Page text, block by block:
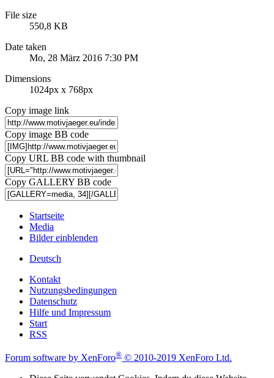
File size
550,8 KB
Date taken
Mo, 28 März 2016 7:30 PM
Dimensions
1024px x 768px
Copy image link
Copy image BB code
Copy URL BB code with thumbnail
Copy GALLERY BB code
Startseite
Media
Bilder einblenden
Deutsch
Kontakt
Nutzungsbedingungen
Datenschutz
Hilfe und Impressum
Start
RSS
Forum software by XenForo® © 2010-2019 XenForo Ltd.